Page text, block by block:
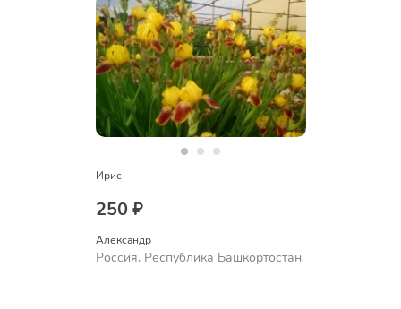
Ирис
250 ₽
Александр
Россия, Республика Башкортостан